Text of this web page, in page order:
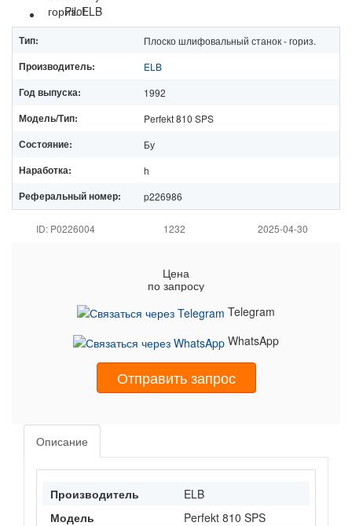
Тип: Плоско шлифовальный станок - гориз.
Производитель: ELB
Год выпуска: 1992
Модель/Тип: Perfekt 810 SPS
Состояние: Бу
Наработка: h
Реферальный номер: p226986
ID: P0226004 1232 2025-04-30
Цена
по запросу
Telegram
WhatsApp
Отправить запрос
Описание
Производитель
ELB
Модель
Perfekt 810 SPS